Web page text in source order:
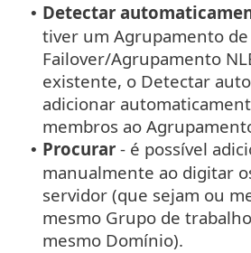
• Detectar
tiver um Agrupamento de
Failover/Agrupamento
existente, o Detectar
adicionar
membros ao Agrupamento
• Procurar - é possível
manualmente ao digitar
servidor (que sejam ou
mesmo Grupo de
mesmo Domínio).